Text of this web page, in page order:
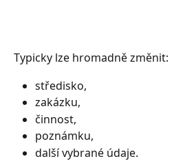
Typicky lze hromadně změnit:
středisko,
zakázku,
činnost,
poznámku,
další vybrané údaje.